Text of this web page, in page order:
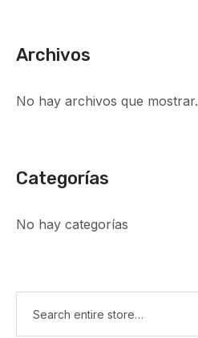
Archivos
No hay archivos que mostrar.
Categorías
No hay categorías